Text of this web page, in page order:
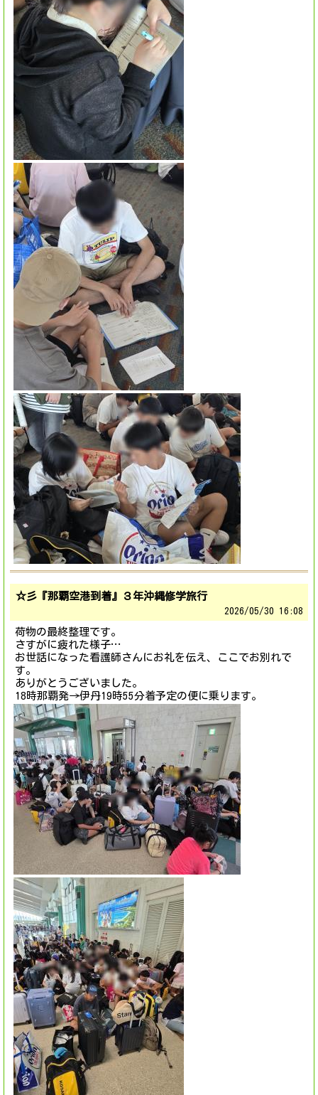
☆彡『那覇空港到着』３年沖縄修学旅行
2026/05/30 16:08
荷物の最終整理です。
さすがに疲れた様子…
お世話になった看護師さんにお礼を伝え、ここでお別れで
す。
ありがとうございました。
18時那覇発→伊丹19時55分着予定の便に乗ります。